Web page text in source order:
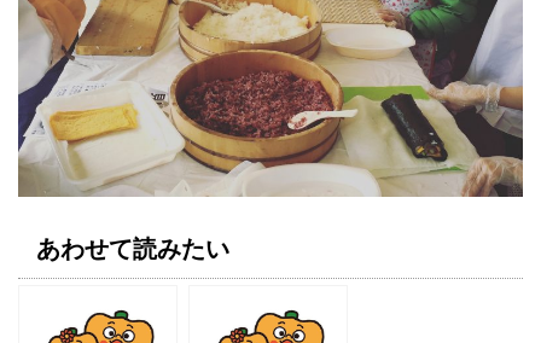
あわせて読みたい